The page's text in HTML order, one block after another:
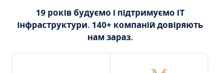
19 років будуємо і підтримуємо ІТ
інфраструктури. 140+ компаній довіряють
нам зараз.